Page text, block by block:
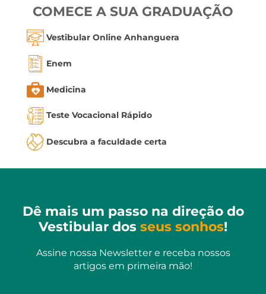
COMECE A SUA GRADUAÇÃO
Vestibular Online Anhanguera
Enem
Medicina
Teste Vocacional Rápido
Descubra a faculdade certa
Dê mais um passo na direção do
Vestibular dos seus sonhos!
Assine nossa Newsletter e receba nossos
artigos em primeira mão!